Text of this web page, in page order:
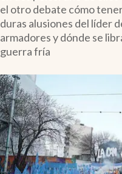
Infotechnology
Clase
Mundial 2026
Eventos Corporativos
El Cronista Studio
Mediakit
el otro debate cómo
duras alusiones del líder
armadores y dónde se
guerra fría